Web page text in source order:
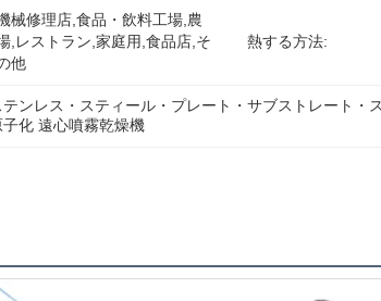
械修理店,食品・飲料工場,農
,レストラン,家庭用,食品店,そ
他
熱する方法:
テンレス・スティール・プレート・サブストレート・
子化 遠心噴霧乾燥機